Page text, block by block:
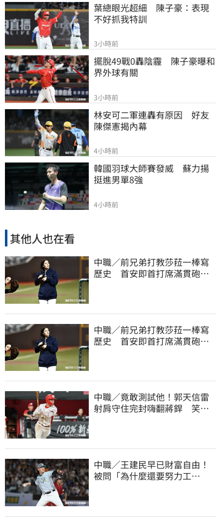
葉總眼光超細　陳子豪：表現
不好抓我特訓
3小時前
擺脫49戰0轟陰霾　陳子豪曝和
界外球有關
3小時前
林安可二軍連轟有原因　好友
陳傑憲揭內幕
4小時前
韓國羽球大師賽發威　蘇力揚
挺進男單8強
4小時前
其他人也在看
中職／前兄弟打教莎菈一棒寫
歷史 首安即首打席滿貫砲！
中職／前兄弟打教莎菈一棒寫
歷史 首安即首打席滿貫砲！
中職／竟敢測試他！郭天信雷
射肩守住完封嗨翻蔣銲 笑談
中職／王建民早已財富自由！
被問「為什麼還要努力工